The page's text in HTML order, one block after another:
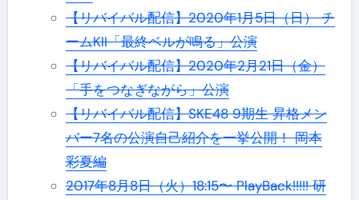
【リバイバル配信】2020年1月5日（日） チ
ームKII「最終ベルが鳴る」公演
【リバイバル配信】2020年2月21日（金）
「手をつなぎながら」公演
【リバイバル配信】SKE48 9期生 昇格メン
バー7名の公演自己紹介を一挙公開！ 岡本
彩夏編
2017年8月8日（火）18:15〜 PlayBack!!!!! 研